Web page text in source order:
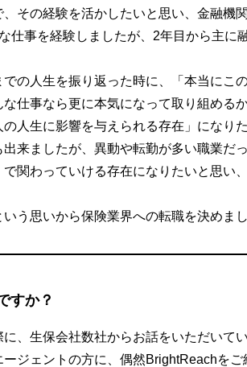
その経験を活かしたいと思い、金融機
仕事を経験しましたが、2年目から主に
の人生を振り返った時に、「本当にこ
仕事なら更に本気になって取り組めるか
人生に影響を与えられる存在」になり
来ましたが、異動や転勤が多い職業だ
で関わっていける存在になりたいと思い
う思いから保険業界への転職を決めまし
すか？
、生保会社数社からお話をいただいて
ジェントの方に、偶然BrightReachを